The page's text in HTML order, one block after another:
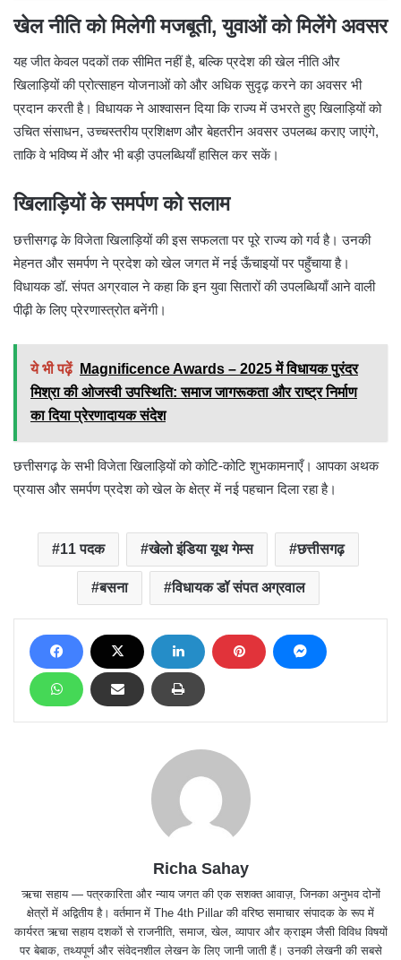
खेल नीति को मिलेगी मजबूती, युवाओं को मिलेंगे अवसर
यह जीत केवल पदकों तक सीमित नहीं है, बल्कि प्रदेश की खेल नीति और
खिलाड़ियों की प्रोत्साहन योजनाओं को और अधिक सुदृढ़ करने का अवसर भी
प्रदान करती है। विधायक ने आश्वासन दिया कि राज्य में उभरते हुए खिलाड़ियों को
उचित संसाधन, उच्चस्तरीय प्रशिक्षण और बेहतरीन अवसर उपलब्ध कराए जाएंगे,
ताकि वे भविष्य में और भी बड़ी उपलब्धियाँ हासिल कर सकें।
खिलाड़ियों के समर्पण को सलाम
छत्तीसगढ़ के विजेता खिलाड़ियों की इस सफलता पर पूरे राज्य को गर्व है। उनकी
मेहनत और समर्पण ने प्रदेश को खेल जगत में नई ऊँचाइयों पर पहुँचाया है।
विधायक डॉ. संपत अग्रवाल ने कहा कि इन युवा सितारों की उपलब्धियाँ आने वाली
पीढ़ी के लिए प्रेरणास्त्रोत बनेंगी।
ये भी पढ़ें
Magnificence Awards – 2025 में विधायक पुरंदर
मिश्रा की ओजस्वी उपस्थिति: समाज जागरूकता और राष्ट्र निर्माण
का दिया प्रेरणादायक संदेश
छत्तीसगढ़ के सभी विजेता खिलाड़ियों को कोटि-कोटि शुभकामनाएँ। आपका अथक
प्रयास और समर्पण प्रदेश को खेल के क्षेत्र में नई पहचान दिला रहा है।
11 पदक खेलो इंडिया यूथ गेम्स छत्तीसगढ़
बसना विधायक डॉ संपत अग्रवाल
Richa Sahay
ऋचा सहाय — पत्रकारिता और न्याय जगत की एक सशक्त आवाज़, जिनका अनुभव दोनों
क्षेत्रों में अद्वितीय है। वर्तमान में The 4th Pillar की वरिष्ठ समाचार संपादक के रूप में
कार्यरत ऋचा सहाय दशकों से राजनीति, समाज, खेल, व्यापार और क्राइम जैसी विविध विषयों
पर बेबाक, तथ्यपूर्ण और संवेदनशील लेखन के लिए जानी जाती हैं। उनकी लेखनी की सबसे